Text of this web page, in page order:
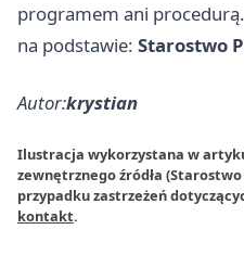
programem ani procedurą.
na podstawie: Starostwo
Autor:krystian
Ilustracja wykorzystana w
zewnętrznego źródła
przypadku zastrzeżeń
kontakt.